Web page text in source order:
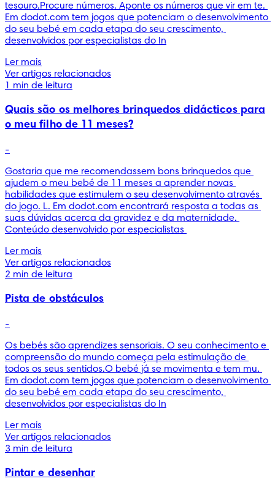
tesouro.Procure números. Aponte os números que vir em te.
Em dodot.com tem jogos que potenciam o desenvolvimento
do seu bebé em cada etapa do seu crescimento,
desenvolvidos por especialistas do In
Ler mais
Ver artigos relacionados
1 min de leitura
Quais são os melhores brinquedos didácticos para
o meu filho de 11 meses?
-
Gostaria que me recomendassem bons brinquedos que
ajudem o meu bebé de 11 meses a aprender novas
habilidades que estimulem o seu desenvolvimento através
do jogo. L. Em dodot.com encontrará resposta a todas as
suas dúvidas acerca da gravidez e da maternidade.
Conteúdo desenvolvido por especialistas
Ler mais
Ver artigos relacionados
2 min de leitura
Pista de obstáculos
-
Os bebés são aprendizes sensoriais. O seu conhecimento e
compreensão do mundo começa pela estimulação de
todos os seus sentidos.O bebé já se movimenta e tem mu.
Em dodot.com tem jogos que potenciam o desenvolvimento
do seu bebé em cada etapa do seu crescimento,
desenvolvidos por especialistas do In
Ler mais
Ver artigos relacionados
3 min de leitura
Pintar e desenhar